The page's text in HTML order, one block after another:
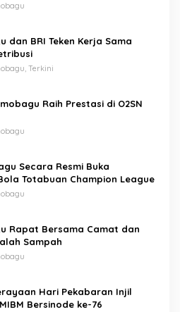
dan BRI Teken Kerja Sama
Terkini
Raih Prestasi di O2SN
Secara Resmi Buka
Totabuan Champion League
Rapat Bersama Camat dan
Sampah
Hari Pekabaran Injil
Bersinode ke-76